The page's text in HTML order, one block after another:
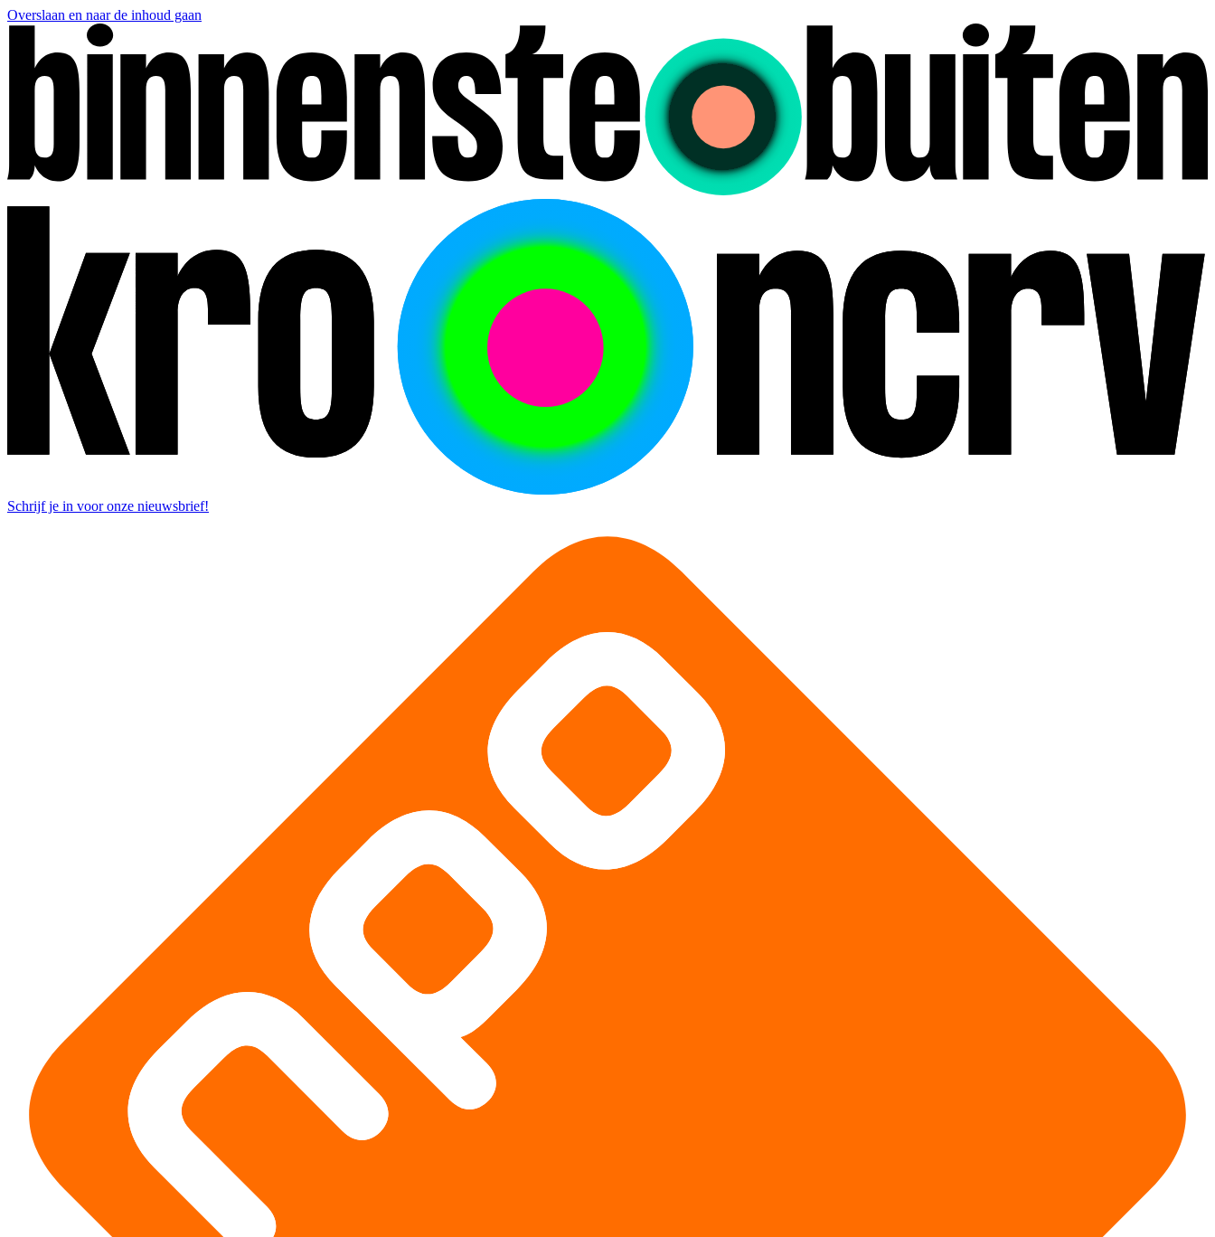
Overslaan en naar de inhoud gaan
Schrijf je in voor onze nieuwsbrief!